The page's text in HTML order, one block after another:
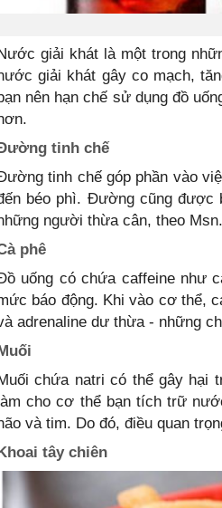
giải khát là một trong
giải khát gây co mạch,
nên hạn chế sử dụng đồ
tinh chế
tinh chế góp phần vào
béo phì. Đường cũng được
người thừa cân, theo Msn.
phê
uống có chứa caffeine như
báo động. Khi vào cơ thể,
adrenaline dư thừa - những
Muối
chứa natri có thể gây hại
làm cho cơ thể bạn tích trữ
và tim. Do đó, điều quan
Khoai tây chiên